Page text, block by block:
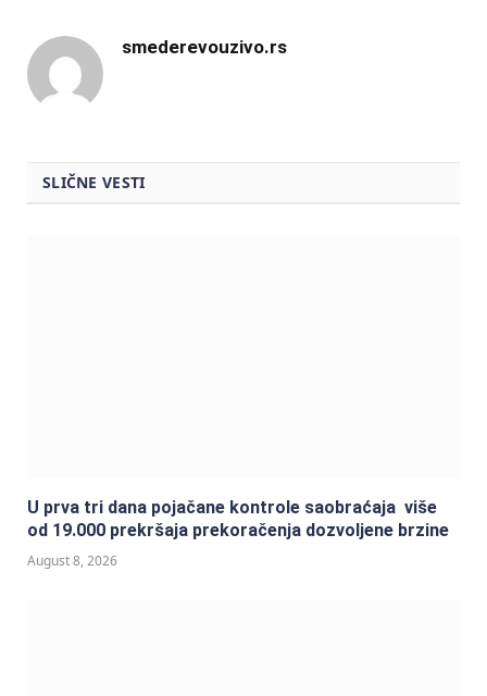
smederevouzivo.rs
SLIČNE VESTI
U prva tri dana pojačane kontrole saobraćaja više
od 19.000 prekršaja prekoračenja dozvoljene brzine
August 8, 2026